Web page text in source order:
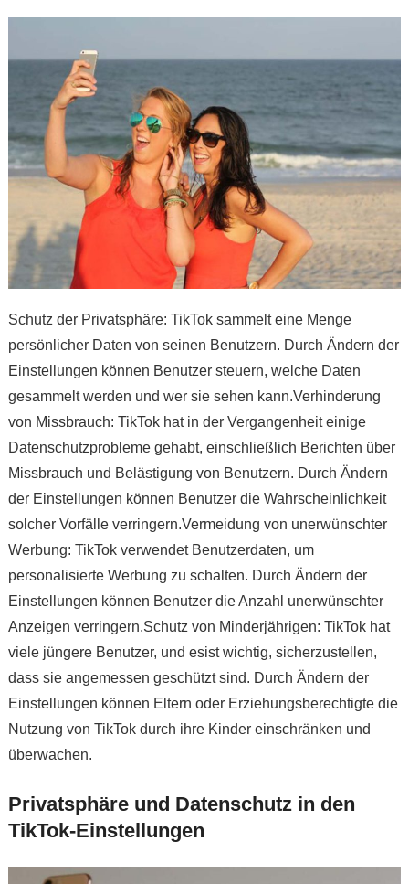
Schutz der Privatsphäre: TikTok sammelt eine Menge
persönlicher Daten von seinen Benutzern. Durch Ändern der
Einstellungen können Benutzer steuern, welche Daten
gesammelt werden und wer sie sehen kann.Verhinderung
von Missbrauch: TikTok hat in der Vergangenheit einige
Datenschutzprobleme gehabt, einschließlich Berichten über
Missbrauch und Belästigung von Benutzern. Durch Ändern
der Einstellungen können Benutzer die Wahrscheinlichkeit
solcher Vorfälle verringern.Vermeidung von unerwünschter
Werbung: TikTok verwendet Benutzerdaten, um
personalisierte Werbung zu schalten. Durch Ändern der
Einstellungen können Benutzer die Anzahl unerwünschter
Anzeigen verringern.Schutz von Minderjährigen: TikTok hat
viele jüngere Benutzer, und esist wichtig, sicherzustellen,
dass sie angemessen geschützt sind. Durch Ändern der
Einstellungen können Eltern oder Erziehungsberechtigte die
Nutzung von TikTok durch ihre Kinder einschränken und
überwachen.
Privatsphäre und Datenschutz in den
TikTok-Einstellungen